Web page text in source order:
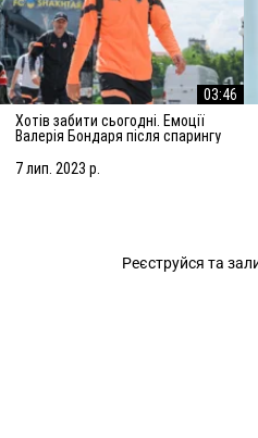
03:46
Хотів забити сьогодні. Емоції
Валерія Бондаря після спарингу
7 лип. 2023 р.